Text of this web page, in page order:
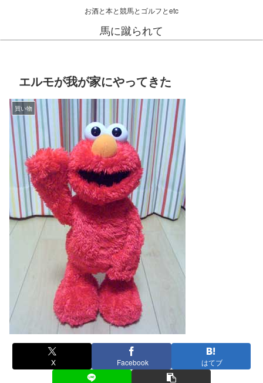
お酒と本と競馬とゴルフとetc
馬に蹴られて
エルモが我が家にやってきた
買い物
X Facebook はてブ